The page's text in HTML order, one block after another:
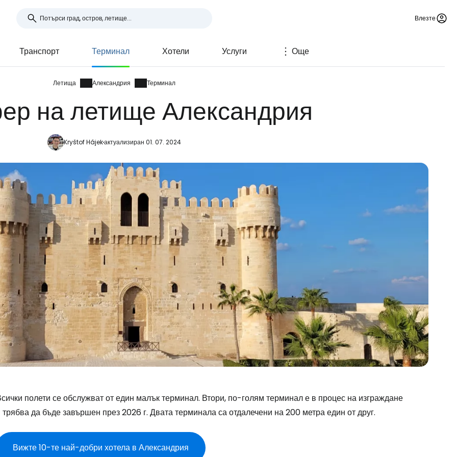
Влезте
Транспорт Терминал Хотели Услуги Още
Летища Александрия Терминал
на летище Александрия
Kryštof Hájekактуализиран 01. 07. 2024
полети се обслужват от един малък терминал. Втори, по-голям терминал е в процес на изграждане
трябва да бъде завършен през 2026 г. Двата терминала са отдалечени на 200 метра един от друг.
Вижте 10-те най-добри хотела в Александрия